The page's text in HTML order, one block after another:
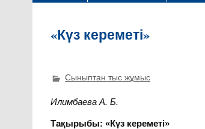
«Күз кереметі»
Сыныптан тыс жұмыс
Илимбаева А. Б.
Тақырыбы: «Күз кереметі»